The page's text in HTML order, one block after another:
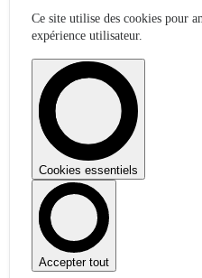
Ce site utilise des cookies pour
expérience utilisateur.
Cookies essentiels
Accepter tout